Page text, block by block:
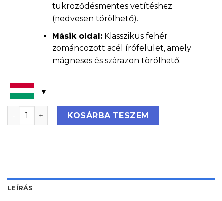
tükröződésmentes vetítéshez
(nedvesen törölhető).
Másik oldal:Klasszikus fehér
zománcozott acél írófelület, amely
mágneses és szárazon törölhető.
Forgatható projektortábla mennyiség
KOSÁRBA TESZEM
LEÍRÁS